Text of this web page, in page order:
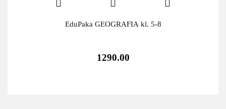
EduPaka GEOGRAFIA kl. 5-8
1290.00